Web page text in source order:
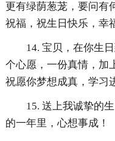
更有绿荫葱茏，要问有
祝福，祝生日快乐，幸
14. 宝贝，在你生
个心愿，一份真情，加
祝愿你梦想成真，学习
15. 送上我诚挚的
的一年里，心想事成！